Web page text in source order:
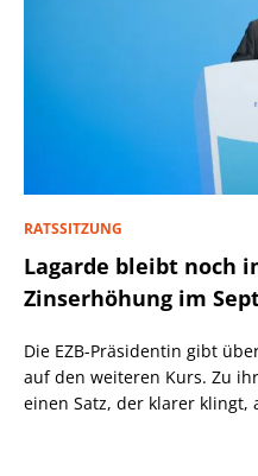
RATSSITZUNG
Lagarde bleibt noch
Zinserhöhung im
Die EZB-Präsidentin gibt
auf den weiteren Kurs. Zu
einen Satz, der klarer klingt,